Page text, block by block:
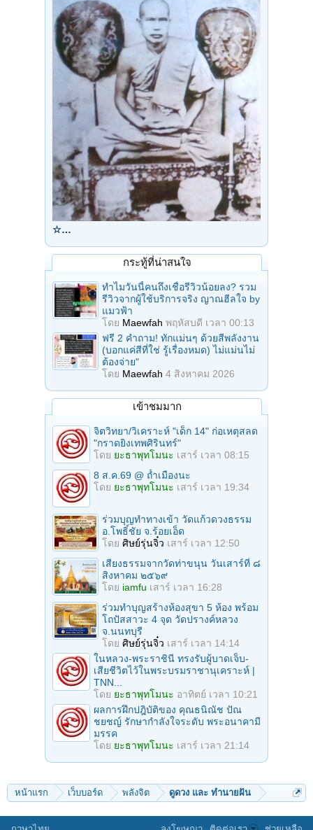
☆…
กระทู้ที่น่าสนใจ
ทำไมวันนี้คนถึงเชื่อรีวิวน้อยลง? รวม
รีวิวจากผู้ใช้บริการจริง ญาณฮีลใจ by
แมวฟ้า
โดย Maewfah พฤหัสบดี เวลา 00:13
ฟรี 2 คำถาม! ทักแม่นๆ ด้วยสีพลังงาน
(บอกแค่สีที่ใช่ รู้เรื่องหมด) ไม่แม่นไม่
ต้องจ่าย"
โดย Maewfah 4 สิงหาคม 2026
เข้าชมมาก
จิตวิทยา/วิเคราะห์ "เด็ก 14" ก่อเหตุสลด
"กราดยิงเทพศิรินทร์"
โดย ยะธาพุทโมนะ เสาร์ เวลา 08:15
8 ส.ค.69 @ ถ้ำเมืองนะ
โดย ยะธาพุทโมนะ เสาร์ เวลา 19:34
ร่วมบุญทําทางเข้า วัดแก้วดวงธรรม
อ.โพธิ์ชัย จ.ร้อยเอ็ด
โดย ศิษย์รุ่นจิ๋ว เสาร์ เวลา 12:50
เสียงธรรมจากวัดท่าขนุน วันเสาร์ที่ ๘
สิงหาคม ๒๕๖๙
โดย iamfu เสาร์ เวลา 16:28
ร่วมทําบุญสร้างห้องสุขา 5 ห้อง พร้อม
โถปัสสาวะ 4 จุด วัดปรางค์หลวง
จ.นนทบุรี
โดย ศิษย์รุ่นจิ๋ว เสาร์ เวลา 14:14
ในหลวง-พระราชินี ทรงรับผู้บาดเจ็บ-
เสียชีวิตไว้ในพระบรมราชานุเคราะห์ |
TNN...
โดย ยะธาพุทโมนะ อาทิตย์ เวลา 10:21
ผลการฝึกปฎิบัติของ คุณธนิณัช ปัณ
ชยชญ์ รักษากำลังใจระดับ พระอนาคามี
มรรค
โดย ยะธาพุทโมนะ เสาร์ เวลา 21:14
หน้าแรก เว็บบอร์ด พลังจิต ดูดวง และ ทำนายฝัน